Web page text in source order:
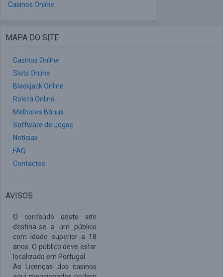
Casinos Online
MAPA DO SITE
Casinos Online
Slots Online
Blackjack Online
Roleta Online
Melhores Bónus
Software de Jogos
Notícias
FAQ
Contactos
AVISOS
O conteúdo deste site
destina-se a um público
com idade superior a 18
anos. O público deve estar
localizado em Portugal.
As Licenças dos casinos